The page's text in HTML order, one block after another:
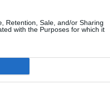
Retention, Sale, and/or Sharing
with the Purposes for which it
τα στραγγίδια των κλινών μέσω
λυμάτων (στο Α/Σ Ανύψωσης).